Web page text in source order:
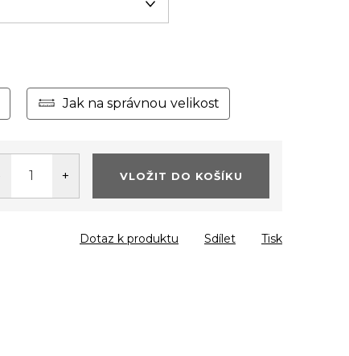
Jak na správnou velikost
VLOŽIT DO KOŠÍKU
Tisk
Dotaz k produktu Sdílet